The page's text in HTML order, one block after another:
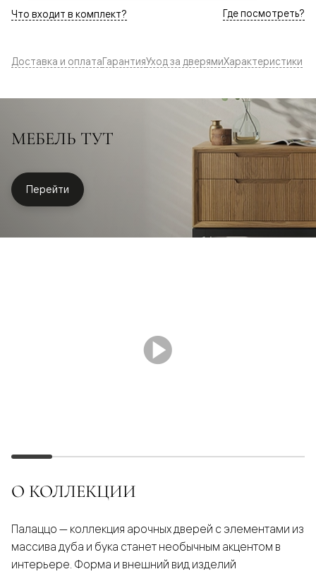
Что входит в комплект? Где посмотреть?
Доставка и оплатаГарантияУход за дверямиХарактеристики
МЕБЕЛЬ ТУТ
Перейти
О КОЛЛЕКЦИИ
Палаццо — коллекция арочных дверей с элементами из
массива дуба и бука станет необычным акцентом в
интерьере. Форма и внешний вид изделий